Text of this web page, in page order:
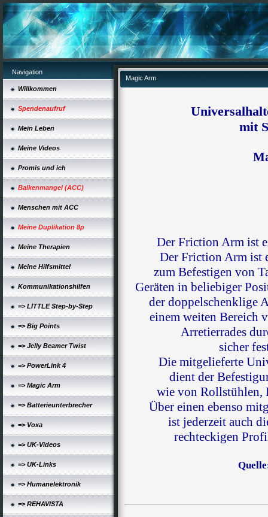
Navigation
Willkommen
Spendenaufruf
Mein Leben
Meine Videos
Promis und ich
Balkenmangel (ACC)
Menschen mit ACC
Meine Duplikation 8p
Meine Therapien
Meine Hilfsmittel
Kommunikationshilfen
=> LITTLE Step-by-Step
=> Big Points
=> Jelly Beamer Twist
=> PowerLink 4
=> Magic Arm
=> Batterieunterbrecher
=> Voxa
=> UK-Videos
=> UK-Links
=> Humanelektronik
=> REHAVISTA
Magic Arm
mit
Der Friction Arm ist
Der Friction Arm ist
zum Befestigen von
Geräten in beliebiger
der doppelschenklige
einem weiten Bereich
Arretierrades
sicher
Die mitgelieferte
dient der
wie von Rollstühlen,
Über einen ebenso
ist jederzeit auch
rechteckigen